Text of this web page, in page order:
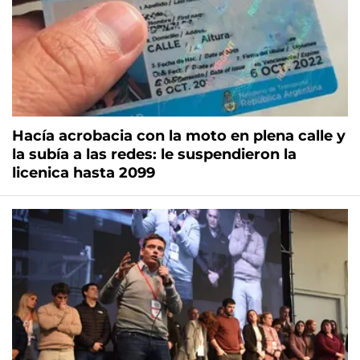
Hacía acrobacia con la moto en plena calle y
la subía a las redes: le suspendieron la
licenica hasta 2099